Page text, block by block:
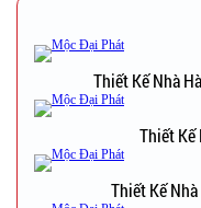
Thiết Kế Nhà
Thiết Kế
Thiết Kế